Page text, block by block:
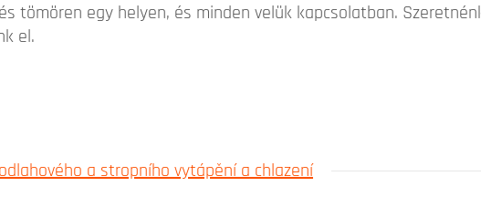
tömören egy helyen, és minden velük kapcsolatban.
el.
a stropního vytápění a chlazení